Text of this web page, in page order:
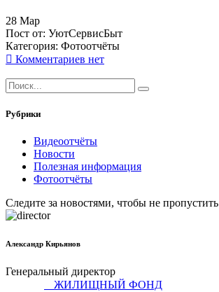
28 Мар
Пост от: УютСервисБыт
Категория: Фотоотчёты
Комментариев нет
Рубрики
Видеоотчёты
Новости
Полезная информация
Фотоотчёты
Следите за новостями, чтобы не
Александр Кирьянов
Генеральный директор
ЖИЛИЩНЫЙ ФОНД